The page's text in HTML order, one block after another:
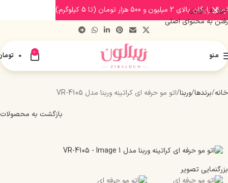
عبور به ناوبری
رفتن به محتوای اصلی
منو 0
0
خانه برندها وربنا اتو مو حرفه ای کراتینه وربنا مدل VR-4105
بازگشت به محصولات
بزرگنمایی تصویر
ارسال رایگان بالای 2 میلیون و 500 هزار تومان (تا 5 کیلوگرم)